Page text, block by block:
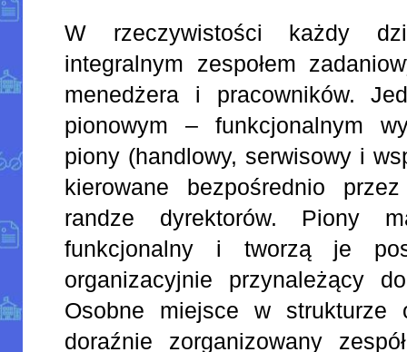
W rzeczywistości każdy
integralnym zespołem
menedżera i pracowników.
pionowym – funkcjonalnym
piony (handlowy, serwisowy i
kierowane bezpośrednio
randze dyrektorów. Piony
funkcjonalny i tworzą je
organizacyjnie przynależący
Osobne miejsce w strukturze
doraźnie zorganizowany